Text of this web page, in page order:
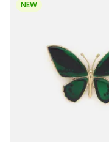
NEW